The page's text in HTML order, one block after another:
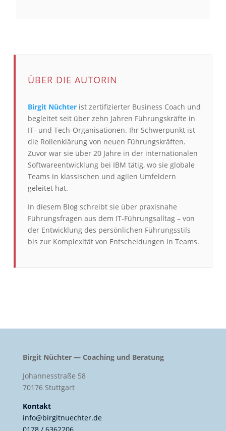
ÜBER DIE AUTORIN
Birgit Nüchter ist zertifizierter Business Coach und
begleitet seit über zehn Jahren Führungskräfte in
IT- und Tech-Organisationen. Ihr Schwerpunkt ist
die Rollenklärung von neuen Führungskräften.
Zuvor war sie über 20 Jahre in der internationalen
Softwareentwicklung bei IBM tätig, wo sie globale
Teams in klassischen und agilen Umfeldern
geleitet hat.
In diesem Blog schreibt sie über praxisnahe
Führungsfragen aus dem IT-Führungsalltag – von
der Entwicklung des persönlichen Führungsstils
bis zur Komplexität von Entscheidungen in Teams.
Birgit Nüchter — Coaching und Beratung
Johannesstraße 58
70176 Stuttgart
Kontakt
info@birgitnuechter.de